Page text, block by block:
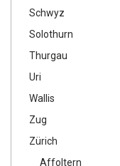
Schwyz
Solothurn
Thurgau
Uri
Wallis
Zug
Zürich
Affoltern